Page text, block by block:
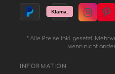
* Alle Preise inkl. gesetzl.
wenn nicht
INFORMATION